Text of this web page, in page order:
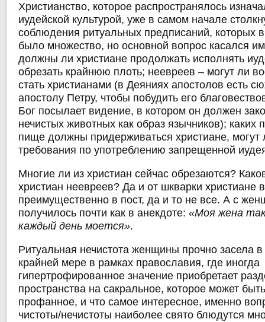
Христианство, которое распространялось
иудейской культурой, уже в самом начале
соблюдения ритуальных предписаний, которых
было множество, но основной вопрос касался
должны ли христиане продолжать исполнять
обрезать крайнюю плоть; неевреев ‒ могут ли
стать христианами (в Деяниях апостолов есть
апостолу Петру, чтобы побудить его
Бог посылает видение, в котором он должен
нечистых животных как образ язычников); каких
пище должны придерживаться христиане, могут
требования по употреблению запрещенной
Многие ли из христиан сейчас обрезаются?
христиан неевреев? Да и от шкварки христиане
преимущественно в пост, да и то не все. А с
получилось почти как в анекдоте:«Моя жена
каждый день моется».
Ритуальная нечистота женщины прочно засела в
крайней мере в рамках православия, где иногда
гипертрофированное значение приобретает
пространства на сакральное, которое может
профанное, и что самое интересное, именно
чистоты/нечистоты наиболее свято блюдутся